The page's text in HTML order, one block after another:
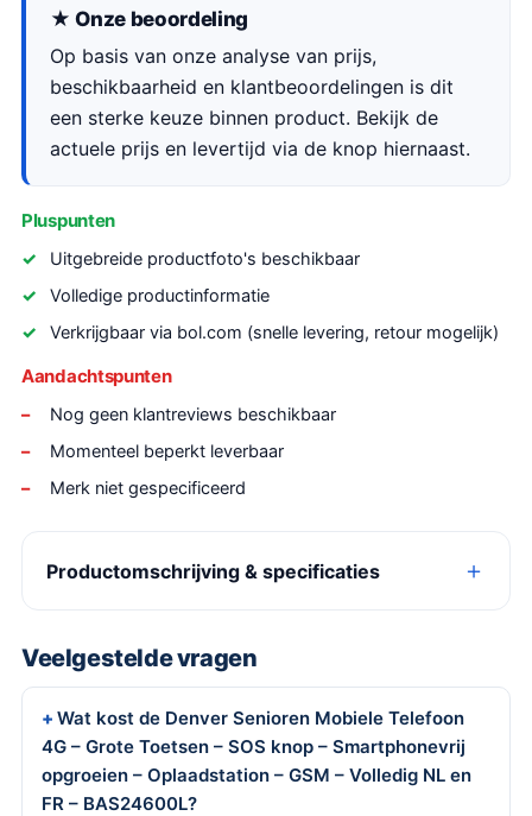
★ Onze beoordeling
Op basis van onze analyse van prijs,
beschikbaarheid en klantbeoordelingen is dit
een sterke keuze binnen product. Bekijk de
actuele prijs en levertijd via de knop hiernaast.
Pluspunten
Uitgebreide productfoto's beschikbaar
Volledige productinformatie
Verkrijgbaar via bol.com (snelle levering, retour mogelijk)
Aandachtspunten
Nog geen klantreviews beschikbaar
Momenteel beperkt leverbaar
Merk niet gespecificeerd
Productomschrijving & specificaties
Veelgestelde vragen
Wat kost de Denver Senioren Mobiele Telefoon
4G – Grote Toetsen – SOS knop – Smartphonevrij
opgroeien – Oplaadstation – GSM – Volledig NL en
FR – BAS24600L?